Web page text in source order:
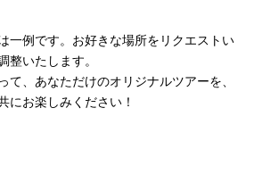
一例です。お好きな場所をリクエストい
いたします。
て、あなただけのオリジナルツアーを、
にお楽しみください！